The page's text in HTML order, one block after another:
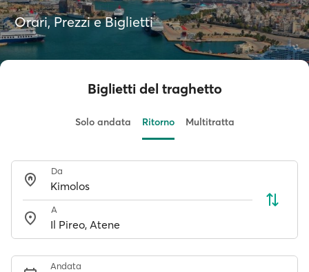
Orari, Prezzi e Biglietti
Biglietti del traghetto
Solo andata Ritorno Multitratta
Da
A
Andata